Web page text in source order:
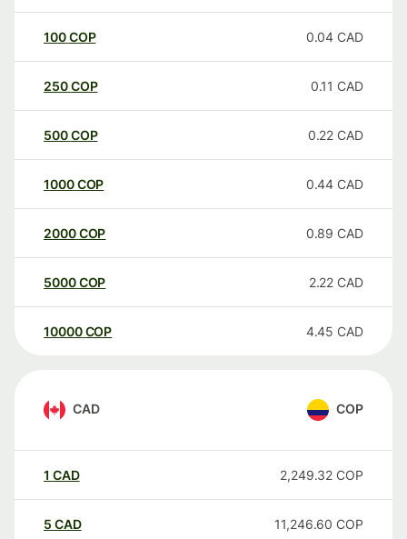
100COP 0.04 CAD
250COP 0.11 CAD
500COP 0.22 CAD
1000COP 0.44 CAD
2000COP 0.89 CAD
5000COP 2.22 CAD
10000 COP 4.45 CAD
CAD COP
1 CAD 2,249.32 COP
5 CAD 11,246.60 COP